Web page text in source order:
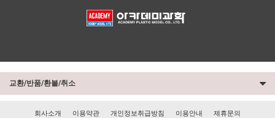
교환/반품/환불/취소
회사소개 이용약관 개인정보취급방침 이용안내 제휴문의